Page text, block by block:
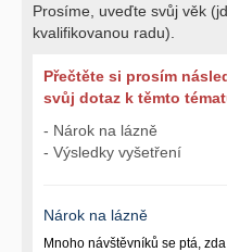
Prosíme, uveďte svůj věk
kvalifikovanou radu).
Přečtěte si prosím
svůj dotaz k těmto
- Nárok na lázně
- Výsledky vyšetření
Nárok na lázně
Mnoho návštěvníků se ptá,